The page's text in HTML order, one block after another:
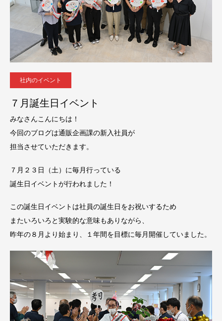
社内のイベント
７月誕生日イベント
みなさんこんにちは！
今回のブログは通販企画課の新入社員が
担当させていただきます。
７月２３日（土）に毎月行っている
誕生日イベントが行われました！
この誕生日イベントは社員の誕生日をお祝いするため
またいろいろと実験的な意味もありながら、
昨年の８月より始まり、１年間を目標に毎月開催していました。